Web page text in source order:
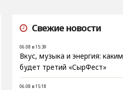
Свежие новости
06.08 в 15:39
Вкус, музыка и энергия: каким
будет третий «СырФест»
06.08 в 15:18